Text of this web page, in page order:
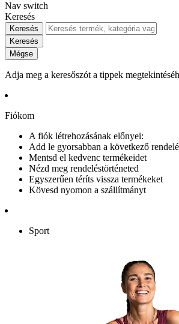
Nav switch
Keresés
Keresés
Keresés
Mégse
Adja meg a keresőszót a tippek
Fiókom
A fiók létrehozásának előnyei:
Add le gyorsabban a következő
Mentsd el kedvenc termékeidet
Nézd meg rendeléstörténeted
Egyszerűen téríts vissza termékeket
Kövesd nyomon a szállítmányt
Sport